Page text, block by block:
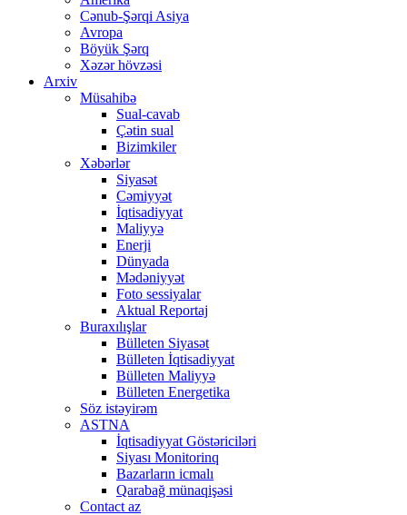
Cənub-Şərqi Asiya
Avropa
Böyük Şərq
Xəzər hövzəsi
Arxiv
Müsahibə
Sual-cavab
Çətin sual
Bizimkiler
Xəbərlər
Siyasət
Cəmiyyət
İqtisadiyyat
Maliyyə
Enerji
Dünyada
Mədəniyyət
Foto sessiyalar
Aktual Reportaj
Buraxılışlar
Bülleten Siyasət
Bülleten İqtisadiyyat
Bülleten Maliyyə
Bülleten Energetika
Söz istəyirəm
ASTNA
İqtisadiyyat Göstəriciləri
Siyası Monitorinq
Bazarların icmalı
Qarabağ münaqişəsi
Contact az